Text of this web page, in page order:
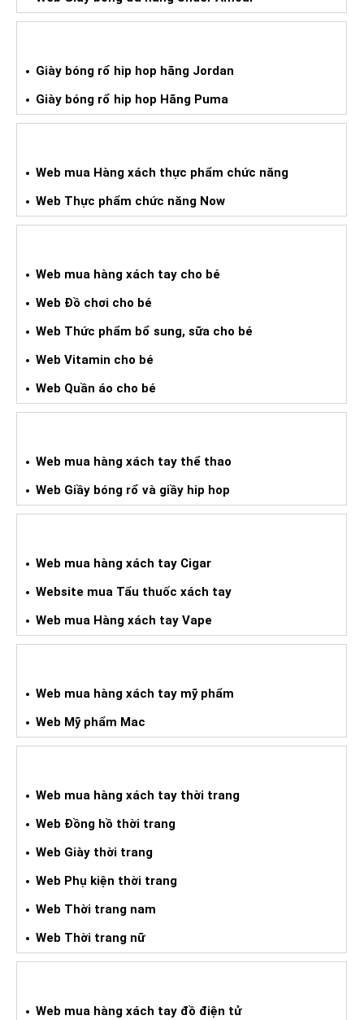
Giày bóng rổ hip hop hãng Jordan
Giày bóng rổ hip hop Hãng Puma
Web mua Hàng xách thực phẩm chức năng
Web Thực phẩm chức năng Now
Web mua hàng xách tay cho bé
Web Đồ chơi cho bé
Web Thức phẩm bổ sung, sữa cho bé
Web Vitamin cho bé
Web Quần áo cho bé
Web mua hàng xách tay thể thao
Web Giầy bóng rổ và giầy hip hop
Web mua hàng xách tay Cigar
Website mua Tẩu thuốc xách tay
Web mua Hàng xách tay Vape
Web mua hàng xách tay mỹ phẩm
Web Mỹ phẩm Mac
Web mua hàng xách tay thời trang
Web Đồng hồ thời trang
Web Giày thời trang
Web Phụ kiện thời trang
Web Thời trang nam
Web Thời trang nữ
Web mua hàng xách tay đồ điện tử